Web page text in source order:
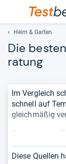
Heim & Garten
Die
ra­tung
Im Vergleich
schnell auf
gleichmäßig
Spiegeleier
Diese Quellen